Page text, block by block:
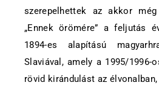
szerepelhettek az akkor
„Ennek örömére” a feljutás
1894-es alapítású
Slaviával, amely a 1995/1996-
rövid kirándulást az